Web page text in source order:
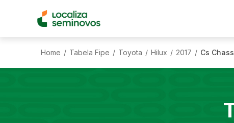
Home / Tabela Fipe / Toyota / Hilux / 2017 / Cs